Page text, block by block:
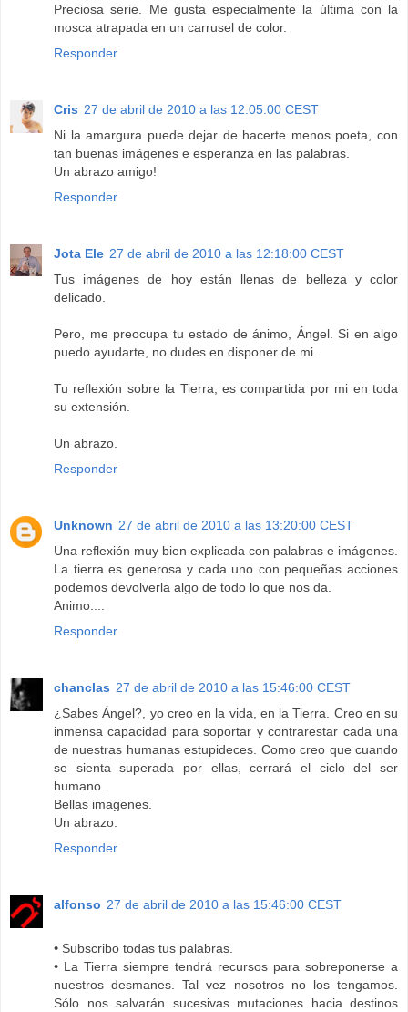
Preciosa serie. Me gusta especialmente la última con la
mosca atrapada en un carrusel de color.
Responder
Cris 27 de abril de 2010 a las 12:05:00 CEST
Ni la amargura puede dejar de hacerte menos poeta, con
tan buenas imágenes e esperanza en las palabras.
Un abrazo amigo!
Responder
Jota Ele 27 de abril de 2010 a las 12:18:00 CEST
Tus imágenes de hoy están llenas de belleza y color
delicado.
Pero, me preocupa tu estado de ánimo, Ángel. Si en algo
puedo ayudarte, no dudes en disponer de mi.
Tu reflexión sobre la Tierra, es compartida por mi en toda
su extensión.
Un abrazo.
Responder
Unknown 27 de abril de 2010 a las 13:20:00 CEST
Una reflexión muy bien explicada con palabras e imágenes.
La tierra es generosa y cada uno con pequeñas acciones
podemos devolverla algo de todo lo que nos da.
Animo....
Responder
chanclas 27 de abril de 2010 a las 15:46:00 CEST
¿Sabes Ángel?, yo creo en la vida, en la Tierra. Creo en su
inmensa capacidad para soportar y contrarestar cada una
de nuestras humanas estupideces. Como creo que cuando
se sienta superada por ellas, cerrará el ciclo del ser
humano.
Bellas imagenes.
Un abrazo.
Responder
alfonso 27 de abril de 2010 a las 15:46:00 CEST
• Subscribo todas tus palabras.
• La Tierra siempre tendrá recursos para sobreponerse a
nuestros desmanes. Tal vez nosotros no los tengamos.
Sólo nos salvarán sucesivas mutaciones hacia destinos